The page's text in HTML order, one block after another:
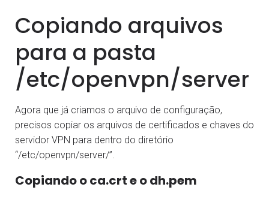
Copiando arquivos
para a pasta
/etc/openvpn/server
Agora que já criamos o arquivo de configuração,
precisos copiar os arquivos de certificados e chaves do
servidor VPN para dentro do diretório
“/etc/openvpn/server/”.
Copiando o ca.crt e o dh.pem